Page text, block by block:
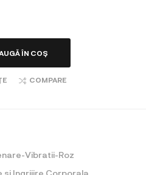
ÎN COȘ
COMPARE
Vibratii-Roz